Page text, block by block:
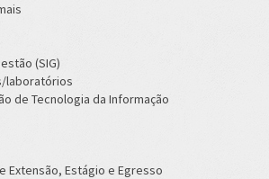
(SIG)
laboratórios
de Tecnologia da Informação
Extensão, Estágio e Egresso